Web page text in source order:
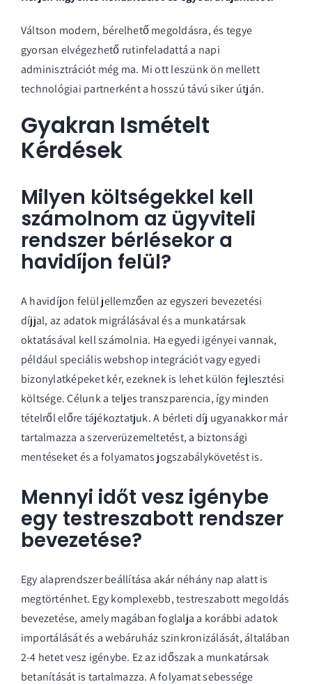
Váltson modern, bérelhető megoldásra, és tegye
gyorsan elvégezhető rutinfeladattá a napi
adminisztrációt még ma. Mi ott leszünk ön mellett
technológiai partnerként a hosszú távú siker útján.
Gyakran Ismételt
Kérdések
Milyen költségekkel kell
számolnom az ügyviteli
rendszer bérlésekor a
havidíjon felül?
A havidíjon felül jellemzően az egyszeri bevezetési
díjjal, az adatok migrálásával és a munkatársak
oktatásával kell számolnia. Ha egyedi igényei vannak,
például speciális webshop integrációt vagy egyedi
bizonylatképeket kér, ezeknek is lehet külön fejlesztési
költsége. Célunk a teljes transzparencia, így minden
tételről előre tájékoztatjuk. A bérleti díj ugyanakkor már
tartalmazza a szerverüzemeltetést, a biztonsági
mentéseket és a folyamatos jogszabálykövetést is.
Mennyi időt vesz igénybe
egy testreszabott rendszer
bevezetése?
Egy alaprendszer beállítása akár néhány nap alatt is
megtörténhet. Egy komplexebb, testreszabott megoldás
bevezetése, amely magában foglalja a korábbi adatok
importálását és a webáruház szinkronizálását, általában
2-4 hetet vesz igénybe. Ez az időszak a munkatársak
betanítását is tartalmazza. A folyamat sebessége